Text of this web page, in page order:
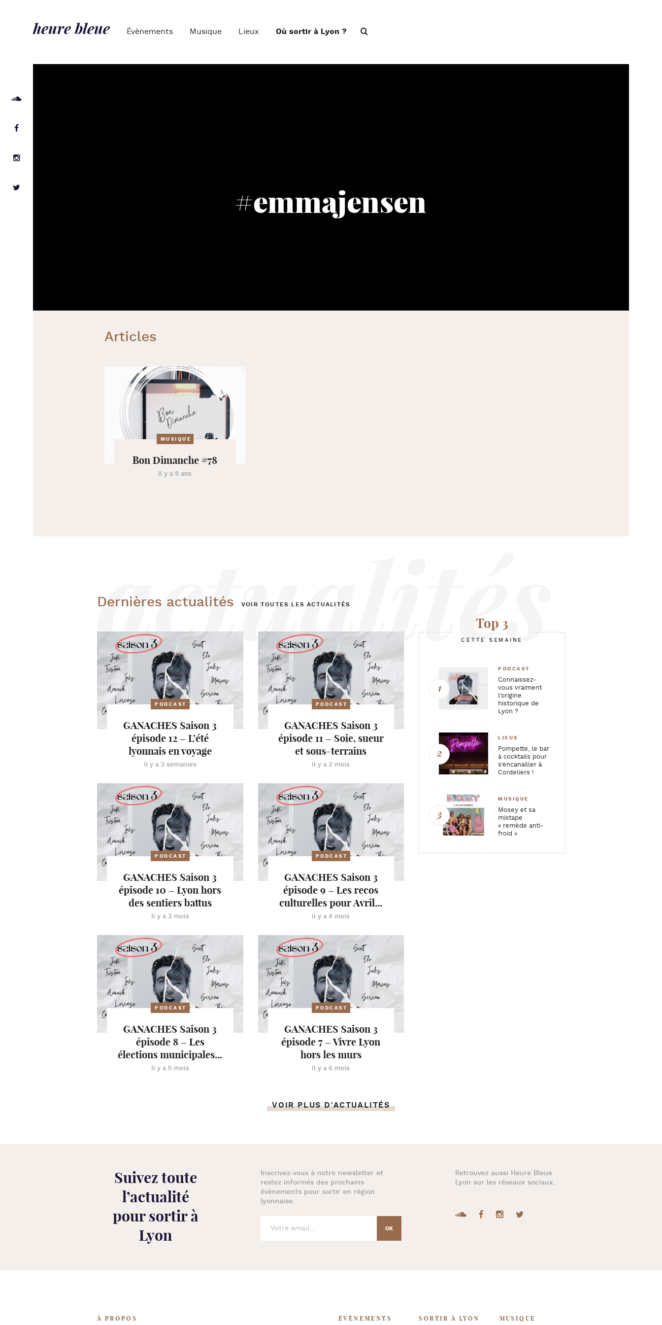
heure bleue Évènements Musique Lieux Où sortir à Lyon ?
#emmajensen
Articles
MUSIQUE
Bon Dimanche #78
Il y a 9 ans
Dernières actualités VOIR TOUTES LES ACTUALITÉS
PODCAST
GANACHES Saison 3
épisode 12 – L’été
lyonnais en voyage
Il y a 3 semaines
PODCAST
GANACHES Saison 3
épisode 11 – Soie, sueur
et sous-terrains
Il y a 2 mois
PODCAST
GANACHES Saison 3
épisode 10 – Lyon hors
des sentiers battus
Il y a 3 mois
PODCAST
GANACHES Saison 3
épisode 9 – Les recos
culturelles pour Avril...
Il y a 4 mois
PODCAST
GANACHES Saison 3
épisode 8 – Les
élections municipales...
Il y a 5 mois
PODCAST
GANACHES Saison 3
épisode 7 – Vivre Lyon
hors les murs
Il y a 6 mois
Top 3
CETTE SEMAINE
PODCAST
Connaissez-
vous vraiment
l’origine
historique de
Lyon ?
LIEUX
Pompette, le bar
à cocktails pour
s’encanailler à
Cordeliers !
MUSIQUE
Mosey et sa
mixtape
« remède anti-
froid »
VOIR PLUS D'ACTUALITÉS
Suivez toute
l’actualité
pour sortir à
Lyon
Inscrivez-vous à notre newsletter et
restez informés des prochains
évènements pour sortir en région
lyonnaise.
Retrouvez aussi Heure Bleue
Lyon sur les réseaux sociaux.
À PROPOS ÉVÈNEMENTS SORTIR À LYON MUSIQUE